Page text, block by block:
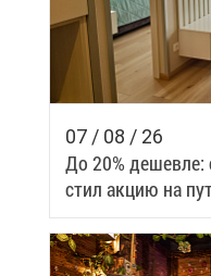
07 / 08 / 26
До 20% де­шев­ле:
стил ак­цию на